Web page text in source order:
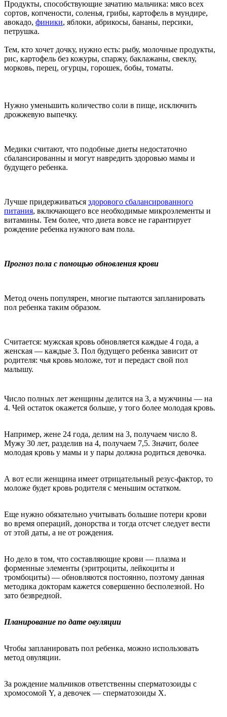
Продукты, способствующие зачатию мальчика: мясо всех
сортов, копчености, соленья, грибы, картофель в мундире,
авокадо, финики, яблоки, абрикосы, бананы, персики,
петрушка.
Тем, кто хочет дочку, нужно есть: рыбу, молочные продукты,
рис, картофель без кожуры, спаржу, баклажаны, свеклу,
морковь, перец, огурцы, горошек, бобы, томаты.
Нужно уменьшить количество соли в пище, исключить
дрожжевую выпечку.
Медики считают, что подобные диеты недостаточно
сбалансированны и могут навредить здоровью мамы и
будущего ребенка.
Лучше придерживаться здорового сбалансированного
питания, включающего все необходимые микроэлементы и
витамины. Тем более, что диета вовсе не гарантирует
рождение ребенка нужного вам пола.
Прогноз пола с помощью обновления крови
Метод очень популярен, многие пытаются запланировать
пол ребенка таким образом.
Считается: мужская кровь обновляется каждые 4 года, а
женская — каждые 3. Пол будущего ребенка зависит от
родителя: чья кровь моложе, тот и передаст свой пол
малышу.
Число полных лет женщины делится на 3, а мужчины — на
4. Чей остаток окажется больше, у того более молодая кровь.
Например, жене 24 года, делим на 3, получаем число 8.
Мужу 30 лет, разделив на 4, получаем 7,5. Значит, более
молодая кровь у мамы и у пары должна родиться девочка.
А вот если женщина имеет отрицательный резус-фактор, то
моложе будет кровь родителя с меньшим остатком.
Еще нужно обязательно учитывать большие потери крови
во время операций, донорства и тогда отсчет следует вести
от этой даты, а не от рождения.
Но дело в том, что составляющие крови — плазма и
форменные элементы (эритроциты, лейкоциты и
тромбоциты) — обновляются постоянно, поэтому данная
методика докторам кажется совершенно бесполезной. Но
зато безвредной.
Планирование по дате овуляции
Чтобы запланировать пол ребенка, можно использовать
метод овуляции.
За рождение мальчиков ответственны сперматозоиды с
хромосомой Y, а девочек — сперматозоиды Х.